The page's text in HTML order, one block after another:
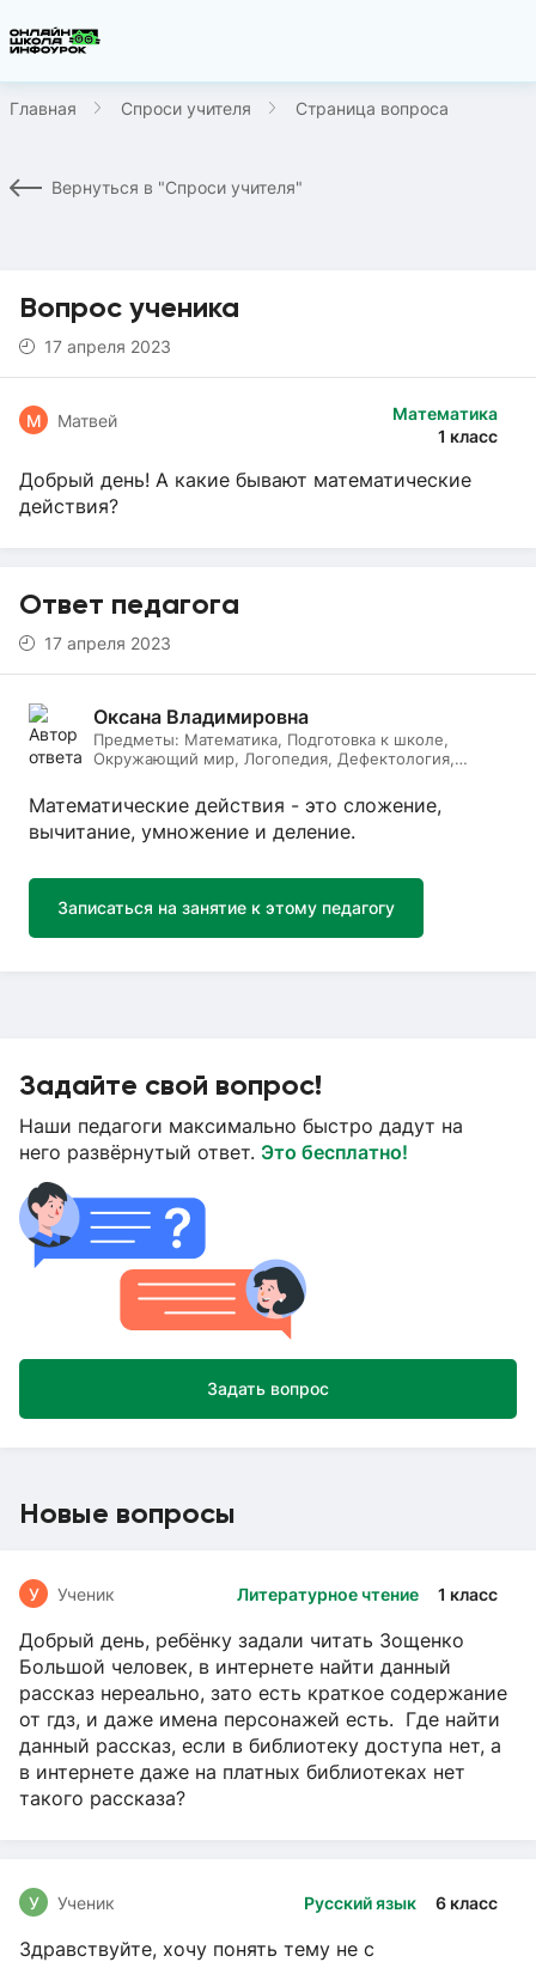
Главная Спроси учителя Страница вопроса
Вернуться в "Спроси учителя"
Вопрос ученика
17 апреля 2023
Математика
1 класс
М Матвей
Добрый день! А какие бывают математические
действия?
Ответ педагога
17 апреля 2023
Оксана Владимировна
Предметы: Математика, Подготовка к школе,
Окружающий мир, Логопедия, Дефектология,
Математические действия - это сложение,
вычитание, умножение и деление.
Записаться на занятие к этому педагогу
Задайте свой вопрос!
Наши педагоги максимально быстро дадут на
него развёрнутый ответ. Это бесплатно!
Задать вопрос
Новые вопросы
Литературное чтение 1 класс
У Ученик
Добрый день, ребёнку задали читать Зощенко
Большой человек, в интернете найти данный
рассказ нереально, зато есть краткое содержание
от гдз, и даже имена персонажей есть. Где найти
данный рассказ, если в библиотеку доступа нет, а
в интернете даже на платных библиотеках нет
такого рассказа?
Русский язык 6 класс
У Ученик
Здравствуйте, хочу понять тему не с